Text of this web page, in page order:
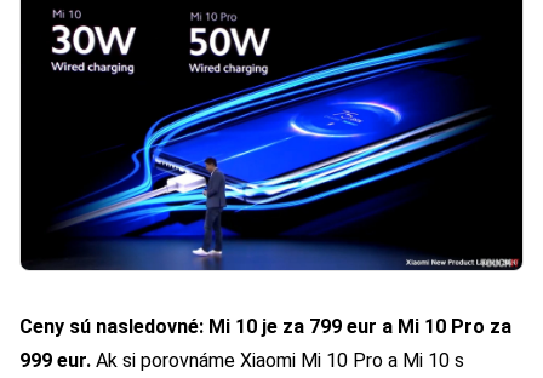
Ceny sú nasledovné: Mi 10 je za 799 eur a Mi 10 Pro za
999 eur. Ak si porovnáme Xiaomi Mi 10 Pro a Mi 10 s